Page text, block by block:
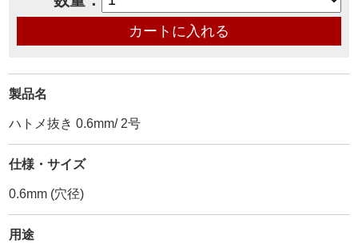
製品名
ハトメ抜き 0.6mm/ 2号
仕様・サイズ
0.6mm (穴径)
用途